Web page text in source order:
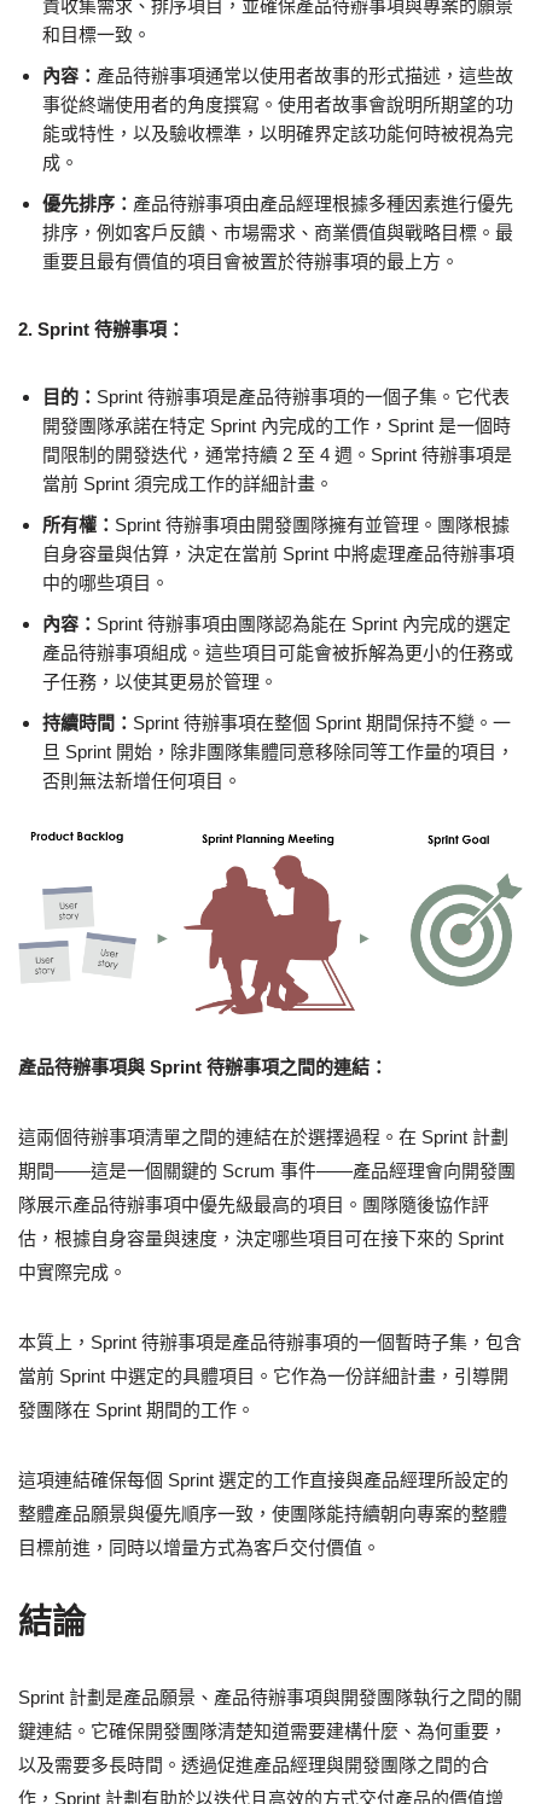
責收集需求、排序項目，並確保產品待辦事項與專案的願景
和目標一致。
內容： 產品待辦事項通常以使用者故事的形式描述，這些故
事從終端使用者的角度撰寫。使用者故事會說明所期望的功
能或特性，以及驗收標準，以明確界定該功能何時被視為完
成。
優先排序： 產品待辦事項由產品經理根據多種因素進行優先
排序，例如客戶反饋、市場需求、商業價值與戰略目標。最
重要且最有價值的項目會被置於待辦事項的最上方。
2. Sprint 待辦事項：
目的： Sprint 待辦事項是產品待辦事項的一個子集。它代表
開發團隊承諾在特定 Sprint 內完成的工作，Sprint 是一個時
間限制的開發迭代，通常持續 2 至 4 週。Sprint 待辦事項是
當前 Sprint 須完成工作的詳細計畫。
所有權： Sprint 待辦事項由開發團隊擁有並管理。團隊根據
自身容量與估算，決定在當前 Sprint 中將處理產品待辦事項
中的哪些項目。
內容： Sprint 待辦事項由團隊認為能在 Sprint 內完成的選定
產品待辦事項組成。這些項目可能會被拆解為更小的任務或
子任務，以使其更易於管理。
持續時間： Sprint 待辦事項在整個 Sprint 期間保持不變。一
旦 Sprint 開始，除非團隊集體同意移除同等工作量的項目，
否則無法新增任何項目。
產品待辦事項與 Sprint 待辦事項之間的連結：
這兩個待辦事項清單之間的連結在於選擇過程。在 Sprint 計劃
期間——這是一個關鍵的 Scrum 事件——產品經理會向開發團
隊展示產品待辦事項中優先級最高的項目。團隊隨後協作評
估，根據自身容量與速度，決定哪些項目可在接下來的 Sprint
中實際完成。
本質上，Sprint 待辦事項是產品待辦事項的一個暫時子集，包含
當前 Sprint 中選定的具體項目。它作為一份詳細計畫，引導開
發團隊在 Sprint 期間的工作。
這項連結確保每個 Sprint 選定的工作直接與產品經理所設定的
整體產品願景與優先順序一致，使團隊能持續朝向專案的整體
目標前進，同時以增量方式為客戶交付價值。
結論
Sprint 計劃是產品願景、產品待辦事項與開發團隊執行之間的關
鍵連結。它確保開發團隊清楚知道需要建構什麼、為何重要，
以及需要多長時間。透過促進產品經理與開發團隊之間的合
作，Sprint 計劃有助於以迭代且高效的方式交付產品的價值增